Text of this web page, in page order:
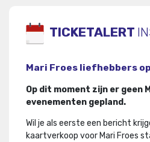
TICKETALERT
Mari Froes liefhebbers
Op dit moment zijn er geen
evenementen gepland.
Wil je als eerste een bericht
kaartverkoop voor Mari Froes